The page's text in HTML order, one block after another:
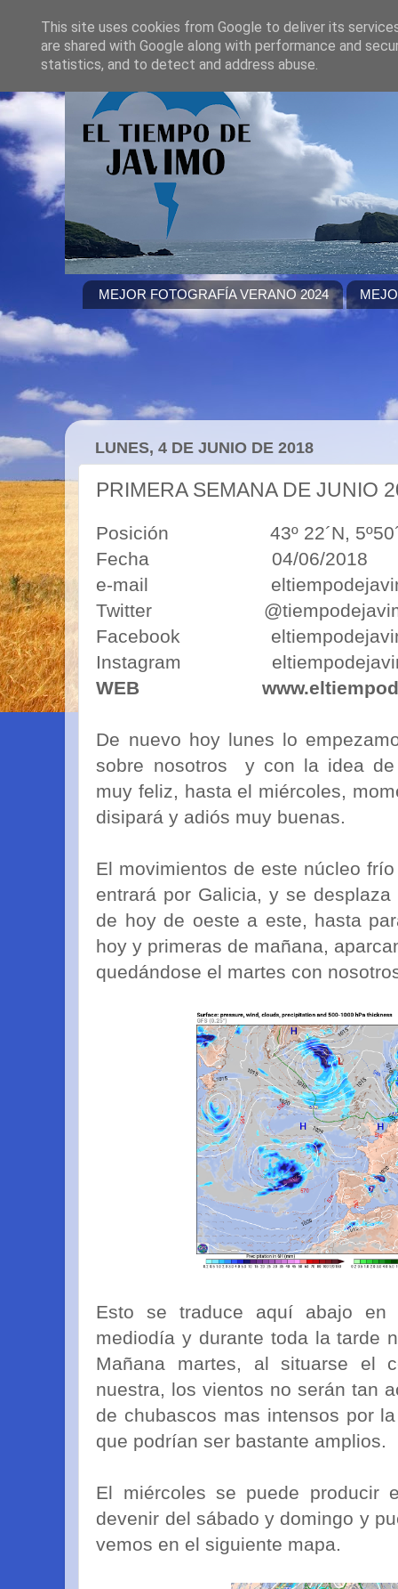
MEJOR FOTOGRAFÍA VERANO 2024
LUNES, 4 DE JUNIO DE 2018
PRIMERA SEMANA DE JUNIO
Posición 43º 22´N, 5º50´O
Fecha 04/06/2018
e-mail
Twitter
Facebook
Instagram
WEB
De nuevo hoy lunes lo
sobre nosotros y con la idea de
muy feliz, hasta el miércoles,
disipará y adiós muy buenas.
El movimientos de este núcleo
entrará por Galicia, y se
de hoy de oeste a este, hasta
hoy y primeras de mañana,
quedándose el martes con
Esto se traduce aquí abajo
mediodía y durante toda la tarde
Mañana martes, al situarse el
nuestra, los vientos no serán tan
de chubascos mas intensos por
que podrían ser bastante amplios.
El miércoles se puede producir
devenir del sábado y domingo y
vemos en el siguiente mapa.
This site uses cookies from Google to deliver its
are shared with Google along with performance and
statistics, and to detect and address abuse.